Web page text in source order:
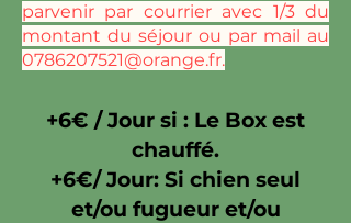
parvenir par courrier avec 1/3 du
montant du séjour ou par mail au
0786207521@orange.fr.
+6€ / Jour si : Le Box est
chauffé.
+6€/ Jour: Si chien seul
et/ou fugueur et/ou